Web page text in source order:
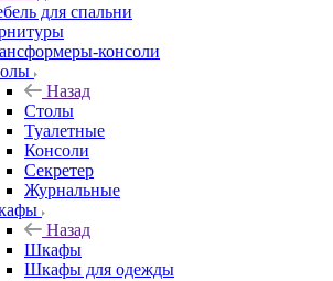
для спальни
консоли
Назад
Столы
Туалетные
Консоли
Секретер
Журнальные
Назад
Шкафы
Шкафы для одежды